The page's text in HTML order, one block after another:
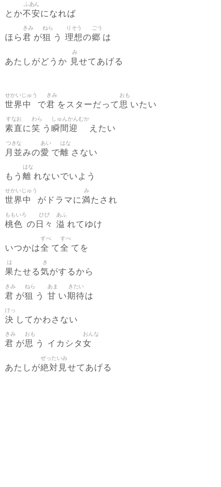
とか不安
ふあん
になれば
ほら君
きみ
が狙
ねら
う 理想
りそう
の郷
ごう
は
あたしがどうか 見
み
せてあげる
世界中
せかいじゅう
で君
きみ
をスターだって思
おも
いたい
素直
すなお
に笑
わら
う 瞬間迎
しゅんかんむか
えたい
月並
つきな
みの愛
あい
で離
はな
さない
もう 離
はな
れないでいよう
世界中
せかいじゅう
がドラマに満
み
たされ
桃色
ももいろ
の 日々
ひび
溢
あふ
れてゆけ
いつかは全
すべ
て全
すべ
てを
果
は
たせる気
き
がするから
君
きみ
が狙
ねら
う 甘
あま
い期待
きたい
は
決
けっ
してかわさない
君
きみ
が思
おも
う イカシタ 女
おんな
あたしが絶対見
ぜったいみ
せてあげる